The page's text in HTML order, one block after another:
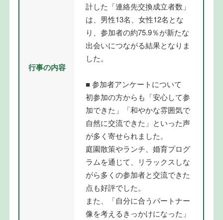
行事の内容
計した「連絡先交換成立者数」
は、男性13名、女性12名とな
り、参加者の約75.9％が新たな
出会いにつながる結果となりま
した。
■ 参加者アンケートについて
初参加の方からも「安心して参
加できた」「和やかな雰囲気で
自然に交流できた」といった声
が多く寄せられました。
庭園散策やランチ、婚育プログ
ラムを通じて、リラックスしな
がら多くの参加者と交流できた
点も好評でした。
また、「自分に合うパートナー
像を考えるきっかけになった」